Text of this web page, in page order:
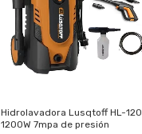
Hidrolavadora Lusqtoff HL-120
1200W 7mpa de presión